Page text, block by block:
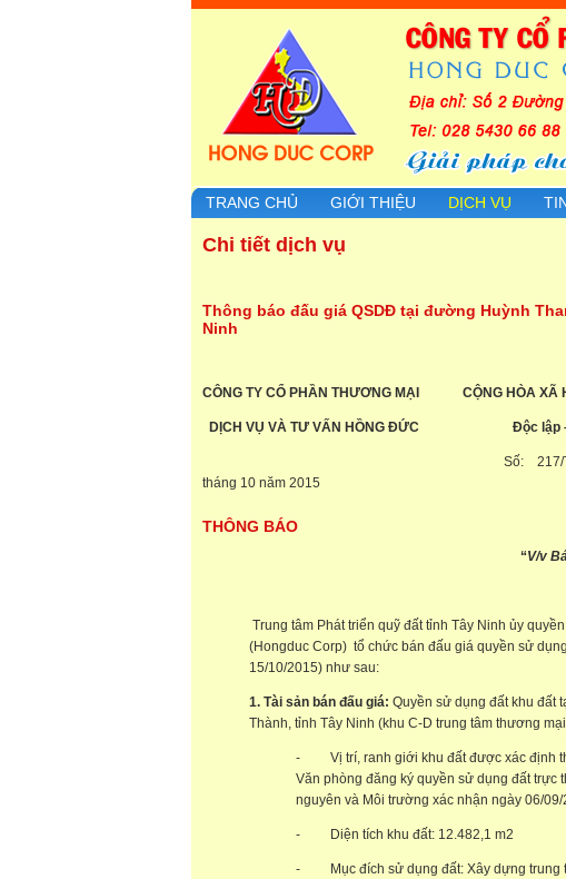
TRANG CHỦ GIỚI THIỆU DỊCH VỤ
Chi tiết dịch vụ
Thông báo đấu giá QSDĐ tại đường Huỳnh
Ninh
CÔNG TY CỔ PHẦN THƯƠNG MẠI CỘNG HÒA XÃ
DỊCH VỤ VÀ TƯ VẤN HỒNG ĐỨC Độc lập – Tự
Số:
tháng 10 năm 2015
THÔNG BÁO
“V/v
Trung tâm Phát triển quỹ đất tỉnh Tây Ninh ủy
(Hongduc Corp) tổ chức bán đấu giá quyền sử
15/10/2015) như sau:
1. Tài sản bán đấu giá: Quyền sử dụng đất khu đất
Thành, tỉnh Tây Ninh (khu C-D trung tâm thương
- Vị trí, ranh giới khu đất được xác định
Văn phòng đăng ký quyền sử dụng đất
nguyên và Môi trường xác nhận ngày 06/09/
- Diện tích khu đất: 12.482,1 m2
- Mục đích sử dụng đất: Xây dựng trung